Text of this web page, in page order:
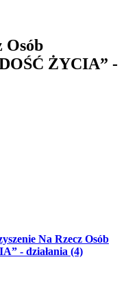
Osób
ŻYCIA” -
Na Rzecz Osób
- działania (4)